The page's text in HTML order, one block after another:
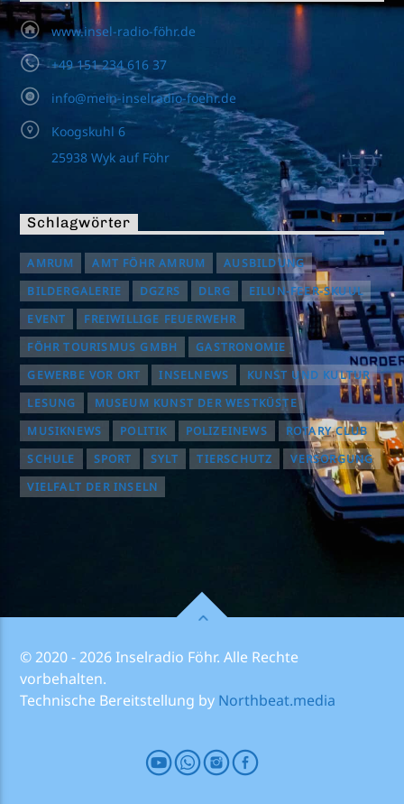
www.insel-radio-föhr.de
+49 151 234 616 37
info@mein-inselradio-foehr.de
Koogskuhl 6
25938 Wyk auf Föhr
Schlagwörter
AMRUM AMT FÖHR AMRUM
AUSBILDUNG
BILDERGALERIE
DGZRS DLRG
EILUN-FEER-SKUUL
EVENT
FREIWILLIGE FEUERWEHR
FÖHR TOURISMUS GMBH
GASTRONOMIE
GEWERBE VOR ORT
INSELNEWS
KUNST UND KULTUR
LESUNG
MUSEUM KUNST DER WESTKÜSTE
MUSIKNEWS
POLITIK POLIZEINEWS
ROTARY CLUB
SCHULE
SPORT SYLT TIERSCHUTZ
VERSORGUNG
VIELFALT DER INSELN
© 2020 - 2026 Inselradio Föhr. Alle Rechte
vorbehalten.
Technische Bereitstellung by Northbeat.media